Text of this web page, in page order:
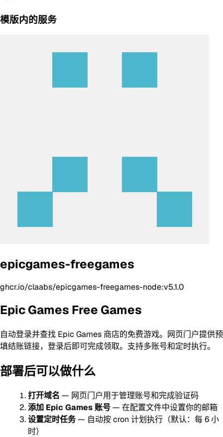
模版内的服务
epicgames-freegames
ghcr.io/claabs/epicgames-freegames-node:v5.1.0
Epic Games Free Games
自动登录并查找 Epic Games 商店的免费游戏。网页门户提供预
填结账链接，登录后即可完成领取。支持多账号和定时执行。
部署后可以做什么
打开域名 — 网页门户用于管理账号和完成验证码
添加 Epic Games 账号— 在配置文件中设置你的邮箱
设置定时任务— 自动按 cron 计划执行（默认：每 6 小
时）